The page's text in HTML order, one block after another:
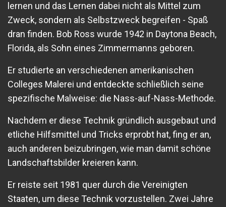
lernen und das Lernen dabei nicht als Mittel zum
Zweck, sondern als Selbstzweck begreifen - Spaß
dran finden. Bob Ross wurde 1942 in Daytona Beach,
Florida, als Sohn eines Zimmermanns geboren.
Er studierte an verschiedenen amerikanischen
Colleges Malerei und entdeckte schließlich seine
spezifische Malweise: die Nass-auf-Nass-Methode.
Nachdem er diese Technik gründlich ausgebaut und
etliche Hilfsmittel und Tricks erprobt hat, fing er an,
auch anderen beizubringen, wie man damit schöne
Landschaftsbilder kreieren kann.
Er reiste seit 1981 quer durch die Vereinigten
Staaten, um diese Technik vorzustellen. Zwei Jahre